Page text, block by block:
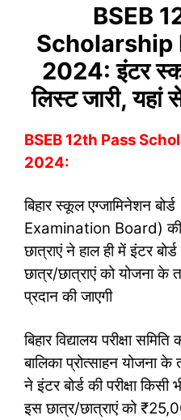
BSEB
Scholarship
2024: इंटर
लिस्ट जारी,
BSEB 12th Pass
2024:
बिहार स्कूल एग्जामिनेशन
Examination Board)
छात्राएं ने हाल ही में इंटर
छात्र/छात्राएं को योजना
प्रदान की जाएगी
बिहार विद्यालय परीक्षा
बालिका प्रोत्साहन योजना
ने इंटर बोर्ड की परीक्षा
इस छात्र/छात्राएं को